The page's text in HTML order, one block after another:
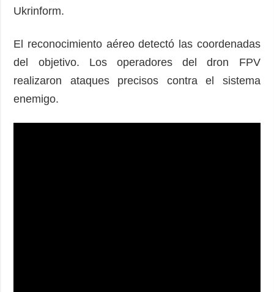
Ukrinform.
El reconocimiento aéreo detectó las coordenadas
del objetivo. Los operadores del dron FPV
realizaron ataques precisos contra el sistema
enemigo.